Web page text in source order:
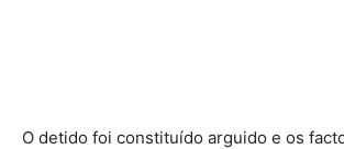
O detido foi constituído arguido e os